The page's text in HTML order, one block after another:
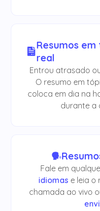
Resumos
real
Entrou atrasado
O resumo em
coloca em dia na
durante a
Fale em
idiomas e leia o
chamada ao vivo